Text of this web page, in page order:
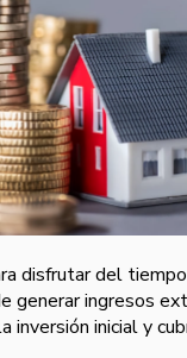
disfrutar del
generar ingresos
inversión inicial y